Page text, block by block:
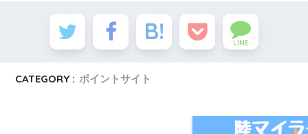
LINE
CATEGORY : ポイントサイト